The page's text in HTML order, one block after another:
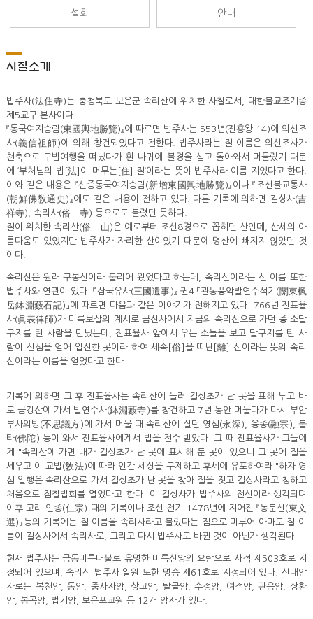
설화 안내
사찰소개
법주사(法住寺)는 충청북도 보은군 속리산에 위치한 사찰로서, 대한불교조계종
제5교구 본사이다.
『동국여지승람(東國輿地勝覽)』에 따르면 법주사는 553년(진흥왕 14)에 의신조
사(義信祖師)에 의해 창건되었다고 전한다. 법주사라는 절 이름은 의신조사가
천축으로 구법여행을 떠났다가 흰 나귀에 불경을 싣고 돌아와서 머물렀기 때문
에 ‘부처님의 법[法]이 머무는[住] 절’이라는 뜻이 법주사라 이름 지었다고 한다.
이와 같은 내용은 『신증동국여지승람(新增東國輿地勝覽)』이나 『조선불교통사
(朝鮮佛敎通史)』에도 같은 내용이 전하고 있다. 다른 기록에 의하면 길상사(吉
祥寺), 속리사(俗離寺) 등으로도 불렸던 듯하다.
절이 위치한 속리산(俗離山)은 예로부터 조선8경으로 꼽히던 산인데, 산세의 아
름다움도 있었지만 법주사가 자리한 산이었기 때문에 명산에 빠지지 않았던 것
이다.
속리산은 원래 구봉산이라 불리어 왔었다고 하는데, 속리산이라는 산 이름 또한
법주사와 연관이 있다. 『삼국유사(三國遺事)』 권4 「관동풍악발연수석기(關東楓
岳鉢淵藪石記)」에 따르면 다음과 같은 이야기가 전해지고 있다. 766년 진표율
사(眞表律師)가 미륵보살의 계시로 금산사에서 지금의 속리산으로 가던 중 소달
구지를 탄 사람을 만났는데, 진표율사 앞에서 우는 소들을 보고 달구지를 탄 사
람이 신심을 얻어 입산한 곳이라 하여 세속[俗]을 떠난[離] 산이라는 뜻의 속리
산이라는 이름을 얻었다고 한다.
기록에 의하면 그 후 진표율사는 속리산에 들러 길상초가 난 곳을 표해 두고 바
로 금강산에 가서 발연수사(鉢淵藪寺)를 창건하고 7년 동안 머물다가 다시 부안
부사의방(不思議方)에 가서 머물 때 속리산에 살던 영심(永深), 융종(融宗), 불
타(佛陀) 등이 와서 진표율사에게서 법을 전수 받았다. 그 때 진표율사가 그들에
게 "속리산에 가면 내가 길상초가 난 곳에 표시해 둔 곳이 있으니 그 곳에 절을
세우고 이 교법(敎法)에 따라 인간 세상을 구제하고 후세에 유포하여라."하자 영
심 일행은 속리산으로 가서 길상초가 난 곳을 찾아 절을 짓고 길상사라고 칭하고
처음으로 점찰법회를 열었다고 한다. 이 길상사가 법주사의 전신이라 생각되며
이후 고려 인종(仁宗) 때의 기록이나 조선 전기 1478년에 지어진 『동문선(東文
選)』등의 기록에는 절 이름을 속리사라고 불렀다는 점으로 미루어 아마도 절 이
름이 길상사에서 속리사로, 그리고 다시 법주사로 바뀐 것이 아닌가 생각된다.
현재 법주사는 금동미륵대불로 유명한 미륵신앙의 요람으로 사적 제503호로 지
정되어 있으며, 속리산 법주사 일원 또한 명승 제61호로 지정되어 있다. 산내암
자로는 복천암, 동암, 중사자암, 상고암, 탈골암, 수정암, 여적암, 관음암, 상환
암, 봉곡암, 법기암, 보은포교원 등 12개 암자가 있다.